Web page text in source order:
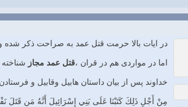
در ایات بالا حرمت قتل عمد به صراحت ذکر شده
اما در مواردی هم در قران ،قتل عمد مجاز شناخته
خداوند پس از بیان داستان هابیل وقابیل و
مِنْ أَجْلِ ذَلِكَ كَتَبْنَا عَلَى بَنِي إِسْرَائِيلَ أَنَّهُ مَن قَتَلَ